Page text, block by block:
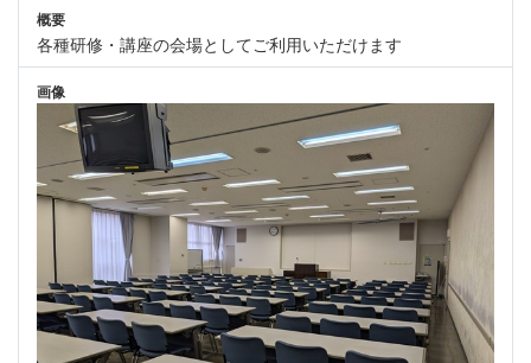
概要
各種研修・講座の会場としてご利用いただけます
画像